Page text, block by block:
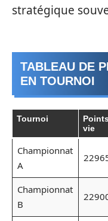
stratégique
TABLEAU DE
EN TOURNOI
Tournoi
vie
Championnat
A
Championnat
B